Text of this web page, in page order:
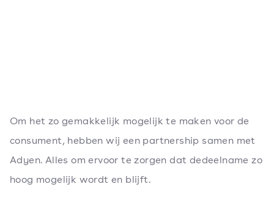
Om het zo gemakkelijk mogelijk te maken voor de
consument, hebben wij een partnership samen met
Adyen. Alles om ervoor te zorgen dat dedeelname zo
hoog mogelijk wordt en blijft.